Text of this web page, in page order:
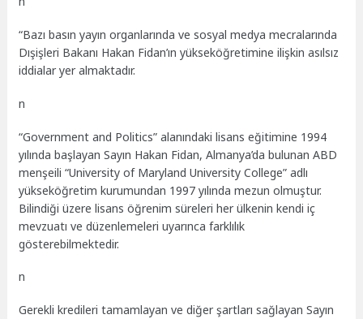
“Bazı basın yayın organlarında ve sosyal medya mecralarında
Dışişleri Bakanı Hakan Fidan’ın yükseköğretimine ilişkin asılsız
iddialar yer almaktadır.
n
“Government and Politics” alanındaki lisans eğitimine 1994
yılında başlayan Sayın Hakan Fidan, Almanya’da bulunan ABD
menşeili “University of Maryland University College” adlı
yükseköğretim kurumundan 1997 yılında mezun olmuştur.
Bilindiği üzere lisans öğrenim süreleri her ülkenin kendi iç
mevzuatı ve düzenlemeleri uyarınca farklılık
gösterebilmektedir.
n
Gerekli kredileri tamamlayan ve diğer şartları sağlayan Sayın